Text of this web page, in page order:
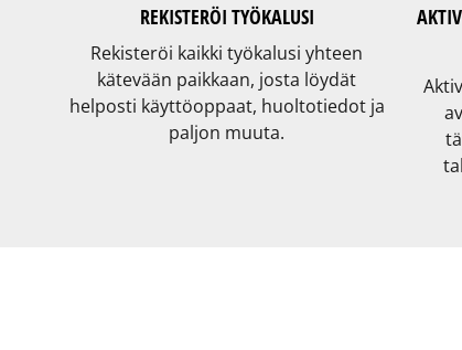
REKISTERÖI TYÖKALUSI
Rekisteröi kaikki työkalusi yhteen
kätevään paikkaan, josta löydät
helposti käyttöoppaat, huoltotiedot ja
paljon muuta.